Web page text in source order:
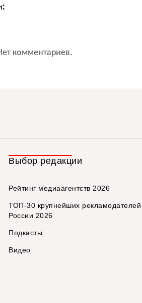
комментариев.
Выбор редакции
Рейтинг медиаагентств 2026
ТОП-30 крупнейших рекламодателей
России 2026
Подкасты
Видео